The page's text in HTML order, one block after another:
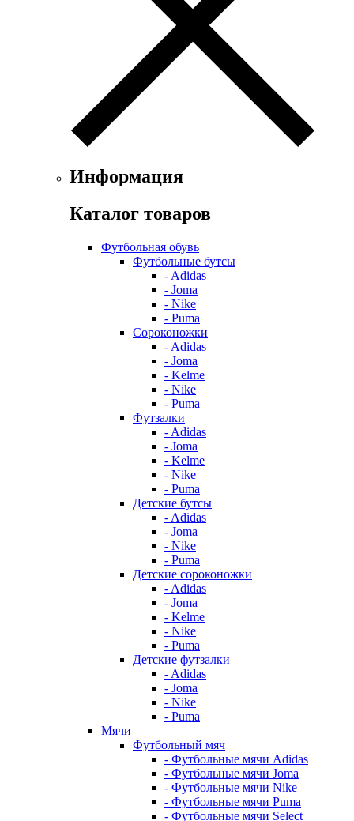
Информация
Каталог товаров
Футбольная обувь
Футбольные бутсы
- Adidas
- Joma
- Nike
- Puma
Сороконожки
- Adidas
- Joma
- Kelme
- Nike
- Puma
Футзалки
- Adidas
- Joma
- Kelme
- Nike
- Puma
Детские бутсы
- Adidas
- Joma
- Nike
- Puma
Детские сороконожки
- Adidas
- Joma
- Kelme
- Nike
- Puma
Детские футзалки
- Adidas
- Joma
- Nike
- Puma
Мячи
Футбольный мяч
- Футбольные мячи Adidas
- Футбольные мячи Joma
- Футбольные мячи Nike
- Футбольные мячи Puma
- Футбольные мячи Select